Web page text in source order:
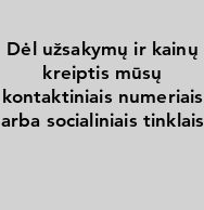
Dėl užsakymų ir kainų
kreiptis mūsų
kontaktiniais numeriais
arba socialiniais tinklais